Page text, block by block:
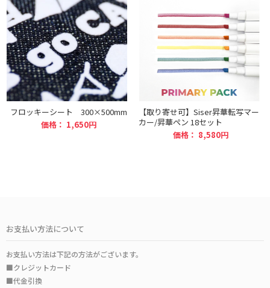
フロッキーシート 300×500mm
価格： 1,650円
【取り寄せ可】Siser昇華転写マー
カー/昇華ペン 18セット
価格： 8,580円
お支払い方法について
お支払い方法は下記の方法がございます。
■クレジットカード
■代金引換